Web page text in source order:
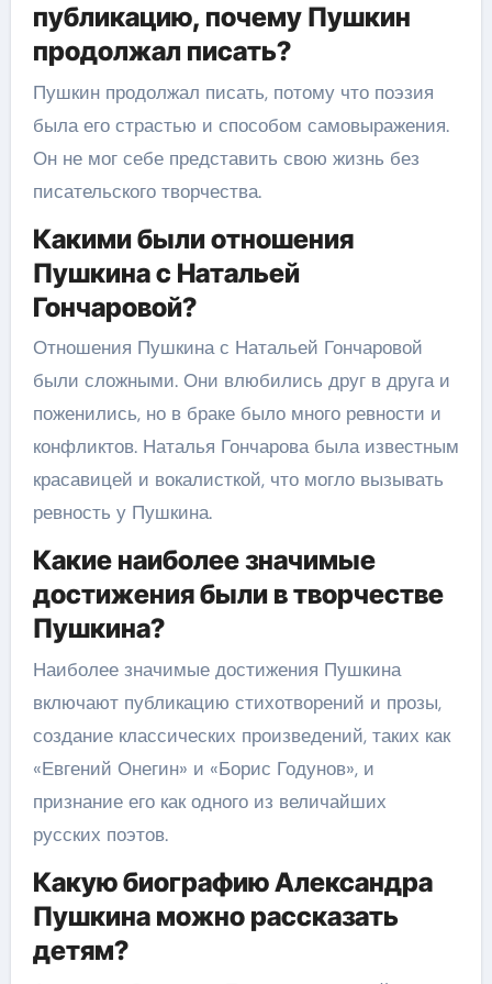
публикацию, почему Пушкин
продолжал писать?
Пушкин продолжал писать, потому что поэзия
была его страстью и способом самовыражения.
Он не мог себе представить свою жизнь без
писательского творчества.
Какими были отношения
Пушкина с Натальей
Гончаровой?
Отношения Пушкина с Натальей Гончаровой
были сложными. Они влюбились друг в друга и
поженились, но в браке было много ревности и
конфликтов. Наталья Гончарова была известным
красавицей и вокалисткой, что могло вызывать
ревность у Пушкина.
Какие наиболее значимые
достижения были в творчестве
Пушкина?
Наиболее значимые достижения Пушкина
включают публикацию стихотворений и прозы,
создание классических произведений, таких как
«Евгений Онегин» и «Борис Годунов», и
признание его как одного из величайших
русских поэтов.
Какую биографию Александра
Пушкина можно рассказать
детям?